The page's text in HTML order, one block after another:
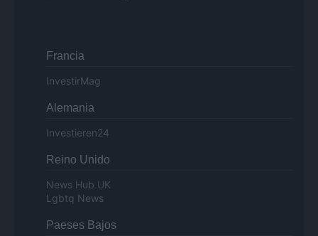
Francia
InvestirMag
Alemania
Investieren24
Reino Unido
News Hub UK
Lgbtq News
Paeses Bajos